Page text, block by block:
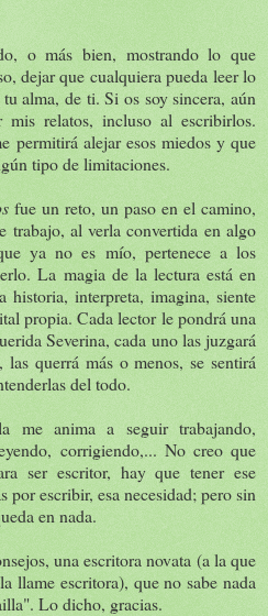
o más bien, mostrando lo que
dejar que cualquiera pueda leer lo
alma, de ti. Si os soy sincera, aún
relatos, incluso al escribirlos.
permitirá alejar esos miedos y que
tipo de limitaciones.
fue un reto, un paso en el camino,
trabajo, al verla convertida en algo
ya no es mío, pertenece a los
La magia de la lectura está en
historia, interpreta, imagina, siente
propia. Cada lector le pondrá una
Severina, cada uno las juzgará
querrá más o menos, se sentirá
del todo.
me anima a seguir trabajando,
corrigiendo,... No creo que
ser escritor, hay que tener ese
por escribir, esa necesidad; pero sin
en nada.
una escritora novata (a la que
llame escritora), que no sabe nada
Lo dicho, gracias.